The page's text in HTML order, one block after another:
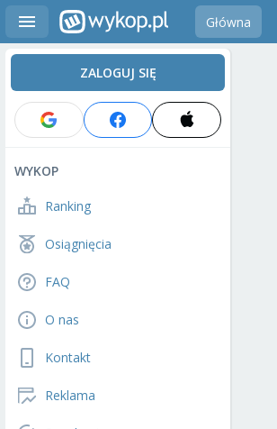
Główna
ZALOGUJ SIĘ
WYKOP
Ranking
Osiągnięcia
FAQ
O nas
Kontakt
Reklama